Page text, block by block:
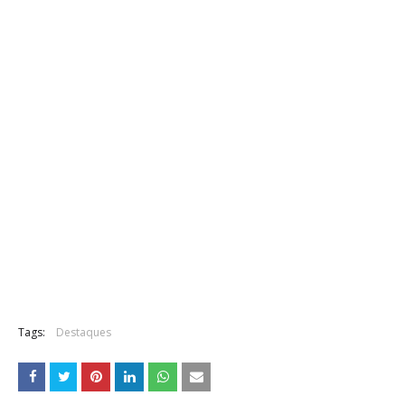
Tags: Destaques